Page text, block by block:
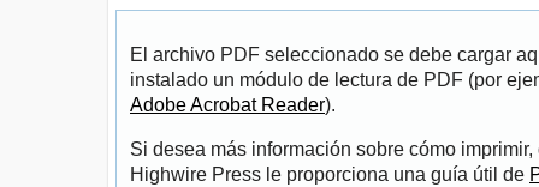
El archivo PDF seleccionado se debe cargar
instalado un módulo de lectura de PDF (por
Adobe Acrobat Reader).
Si desea más información sobre cómo
Highwire Press le proporciona una guía útil de